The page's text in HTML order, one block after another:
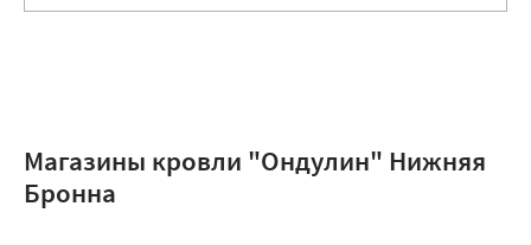
Магазины кровли "Ондулин" Нижняя
Бронна